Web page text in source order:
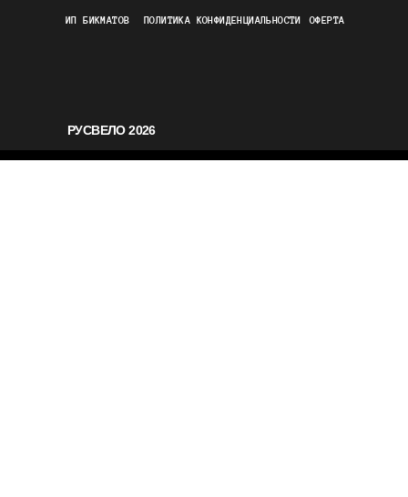
РУСВЕЛО 2026
ИП БИКМАТОВ ОФЕРТА
ПОЛИТИКА КОНФИДЕНЦИАЛЬНОСТИ